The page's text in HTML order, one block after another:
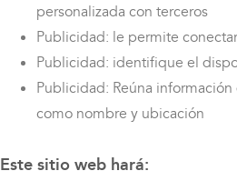
personalizada con terceros
Publicidad: le permite
Publicidad: identifique el
Publicidad: Reúna
como nombre y ubicación
Este sitio web hará: